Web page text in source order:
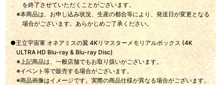
を終了させていただくことがございます。
※本商品は、お申し込み状況、生産の都合等により、発送日が変更となる
場合がございます。あらかじめご了承ください。
●王立宇宙軍 オネアミスの翼 4Kリマスターメモリアルボックス (4K
ULTRA HD Blu-ray & Blu-ray Disc)
※上記商品は、一般店舗でもお取り扱いがございます。
※イベント等で販売する場合がございます。
※商品画像はイメージです。実際の商品仕様が異なる場合がございます。